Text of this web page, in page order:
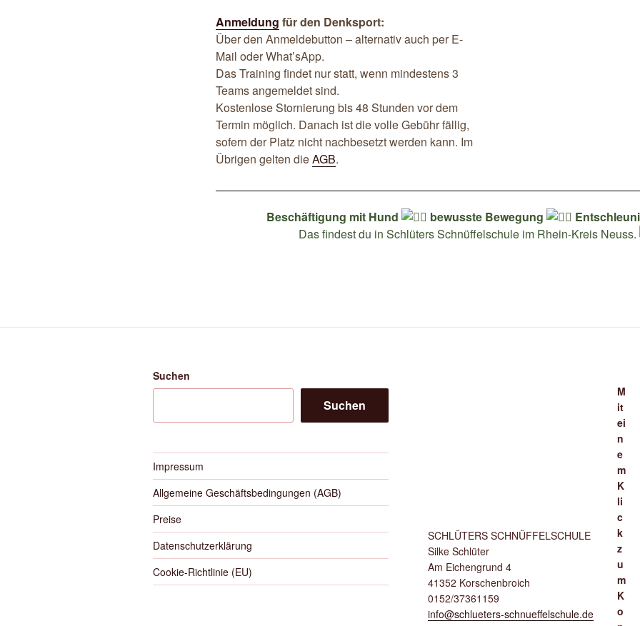
Anmeldung für den Denksport:
Über den Anmeldebutton – alternativ auch per E-
Mail oder What’sApp.
Das Training findet nur statt, wenn mindestens 3
Teams angemeldet sind.
Kostenlose Stornierung bis 48 Stunden vor dem
Termin möglich. Danach ist die volle Gebühr fällig,
sofern der Platz nicht nachbesetzt werden kann. Im
Übrigen gelten dieAGB.
Beschäftigung mit Hund bewusste Bewegung
Das findest du in Schlüters Schnüffelschule im Rhein-Kreis Neuss.
Suchen
Suchen
Impressum
Allgemeine Geschäftsbedingungen (AGB)
Preise
Datenschutzerklärung
Cookie-Richtlinie (EU)
SCHLÜTERS SCHNÜFFELSCHULE
Silke Schlüter
Am Eichengrund 4
41352 Korschenbroich
0152/37361159
info@schlueters-schnueffelschule.de
M
it
ei
n
e
m
K
li
c
k
z
u
m
K
o